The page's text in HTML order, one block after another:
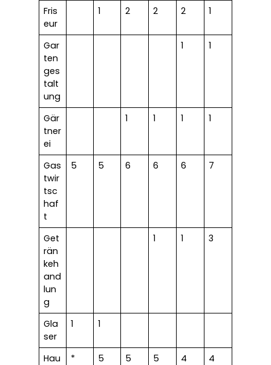
Fris
eur
1 2 2 2 1
Gar
ten
ges
talt
ung
1 1
Gär
tner
ei
1 1 1 1
Gas
twir
tsc
haf
t
5 5 6 6 6 7
Get
rän
keh
and
lun
g
1 1 3
Gla
ser
1 1
Hau * 5 5 5 4 4